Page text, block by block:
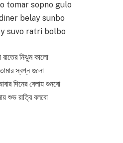
tomar sopno gulo
belay sunbo
suvo ratri bolbo
নিঝুম কালো
স্বপ্ন গুলো
দিনের বেলায় শুনবো
শুভ রাত্রি বলবো